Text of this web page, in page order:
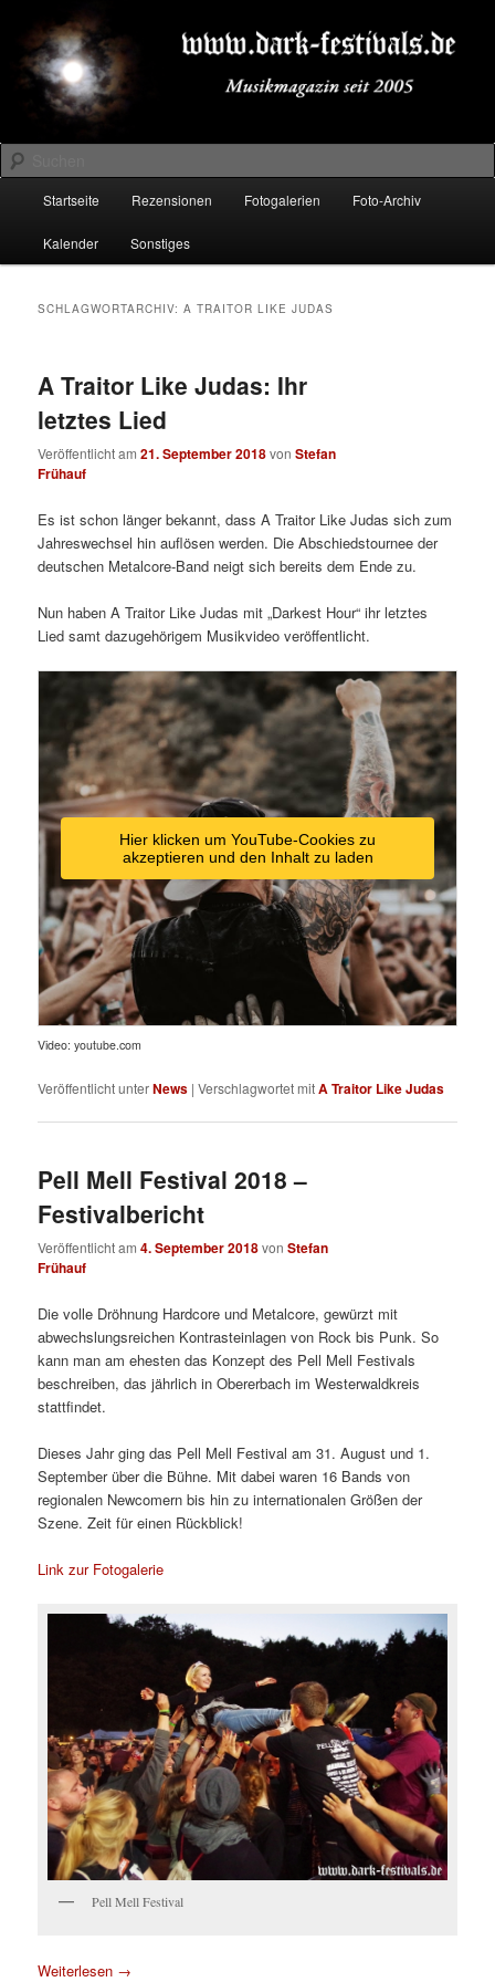
primären
Inhalt
springen
sekundären
Inhalt
springenDARK-FESTIVALS.DE
Suchen
Startseite Rezensionen Fotogalerien Foto-Archiv
Kalender Sonstiges
SCHLAGWORTARCHIV:A TRAITOR LIKE JUDAS
A Traitor Like Judas: Ihr
letztes Lied
Veröffentlicht am21. September 2018vonStefan
Frühauf
Es ist schon länger bekannt, dass A Traitor Like Judas sich zum
Jahreswechsel hin auflösen werden. Die Abschiedstournee der
deutschen Metalcore-Band neigt sich bereits dem Ende zu.
Nun haben A Traitor Like Judas mit „Darkest Hour“ ihr letztes
Lied samt dazugehörigem Musikvideo veröffentlicht.
Hier klicken um YouTube-Cookies zu
akzeptieren und den Inhalt zu laden
Video: youtube.com
Veröffentlicht unterNews |Verschlagwortet mitA Traitor Like Judas
Pell Mell Festival 2018 –
Festivalbericht
Veröffentlicht am4. September 2018vonStefan
Frühauf
Die volle Dröhnung Hardcore und Metalcore, gewürzt mit
abwechslungsreichen Kontrasteinlagen von Rock bis Punk. So
kann man am ehesten das Konzept des Pell Mell Festivals
beschreiben, das jährlich in Obererbach im Westerwaldkreis
stattfindet.
Dieses Jahr ging das Pell Mell Festival am 31. August und 1.
September über die Bühne. Mit dabei waren 16 Bands von
regionalen Newcomern bis hin zu internationalen Größen der
Szene. Zeit für einen Rückblick!
Link zur Fotogalerie
Pell Mell Festival
Weiterlesen →